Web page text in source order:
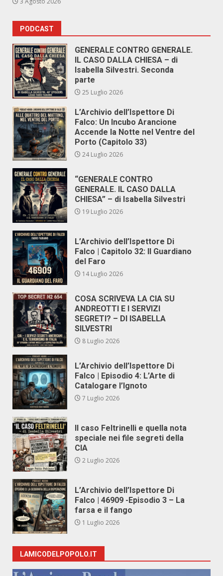
PODCAST
GENERALE CONTRO GENERALE.
IL CASO DALLA CHIESA – di
Isabella Silvestri. Seconda
parte
25 Luglio 2026
L’Archivio dell’Ispettore Di
Falco: Un Incubo Arancione
Accende la Notte nel Ventre del
Porto (Capitolo 33)
24 Luglio 2026
“GENERALE CONTRO
GENERALE. IL CASO DALLA
CHIESA” – di Isabella Silvestri
19 Luglio 2026
L’Archivio dell’Ispettore Di
Falco | Capitolo 32: Il Guardiano
del Faro
14 Luglio 2026
COSA SCRIVEVA LA CIA SU
ANDREOTTI E I SERVIZI
SEGRETI? – DI ISABELLA
SILVESTRI
8 Luglio 2026
L’Archivio dell’Ispettore Di
Falco | Episodio 4: L’Arte di
Catalogare l’Ignoto
7 Luglio 2026
Il caso Feltrinelli e quella nota
speciale nei file segreti della
CIA
2 Luglio 2026
L’Archivio dell’Ispettore Di
Falco | 46909 -Episodio 3 – La
farsa e il fango
1 Luglio 2026
LAMICODELPOPOLO.IT